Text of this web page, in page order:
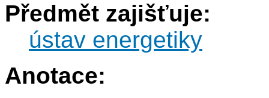
Předmět zajišťuje:
ústav energetiky
Anotace: